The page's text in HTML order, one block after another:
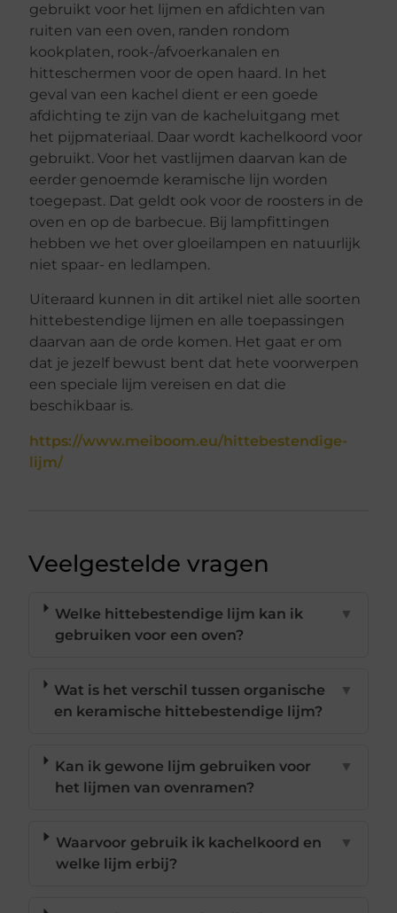
gebruikt voor het lijmen en afdichten van
ruiten van een oven, randen rondom
kookplaten, rook-/afvoerkanalen en
hitteschermen voor de open haard. In het
geval van een kachel dient er een goede
afdichting te zijn van de kacheluitgang met
het pijpmateriaal. Daar wordt kachelkoord voor
gebruikt. Voor het vastlijmen daarvan kan de
eerder genoemde keramische lijn worden
toegepast. Dat geldt ook voor de roosters in de
oven en op de barbecue. Bij lampfittingen
hebben we het over gloeilampen en natuurlijk
niet spaar- en ledlampen.
Uiteraard kunnen in dit artikel niet alle soorten
hittebestendige lijmen en alle toepassingen
daarvan aan de orde komen. Het gaat er om
dat je jezelf bewust bent dat hete voorwerpen
een speciale lijm vereisen en dat die
beschikbaar is.
https://www.meiboom.eu/hittebestendige-
lijm/
Veelgestelde vragen
Welke hittebestendige lijm kan ik
gebruiken voor een oven?
▼
Wat is het verschil tussen organische
en keramische hittebestendige lijm?
▼
Kan ik gewone lijm gebruiken voor
het lijmen van ovenramen?
▼
Waarvoor gebruik ik kachelkoord en
welke lijm erbij?
▼